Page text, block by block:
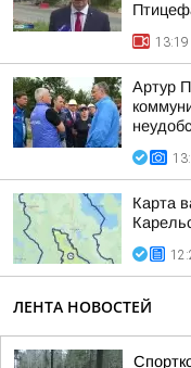
13:19
Артур
Карта
ЛЕНТА НОВОСТЕЙ